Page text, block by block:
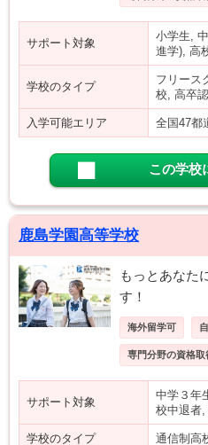
サポート対象
小学生,
進学), 高
学校のタイプ
フリース
校, 高卒
入学可能エリア 全国47都
この学校
鹿島学園高等学校
もっとあなた
す！
海外留学可
専門分野の資格取
サポート対象
中学３年
校中退者,
学校のタイプ 通信制高